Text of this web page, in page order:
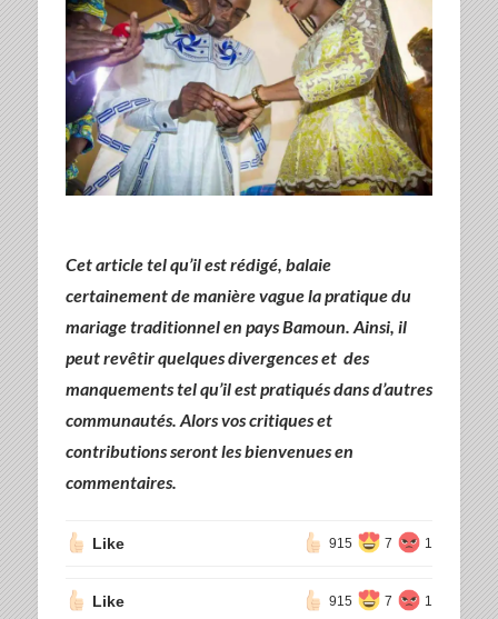
Cet article tel qu’il est rédigé, balaie
certainement de manière vague la pratique du
mariage traditionnel en pays Bamoun. Ainsi, il
peut revêtir quelques divergences et des
manquements tel qu’il est pratiqués dans d’autres
communautés. Alors vos critiques et
contributions seront les bienvenues en
commentaires.
Like 915 7 1
Like 915 7 1